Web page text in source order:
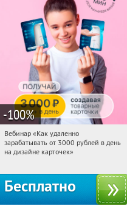
-100%
21:49:29 Получили:
Россия
Вебинар «Как удаленно
зарабатывать от 3000 рублей в день
на дизайне карточек»
Бесплатно